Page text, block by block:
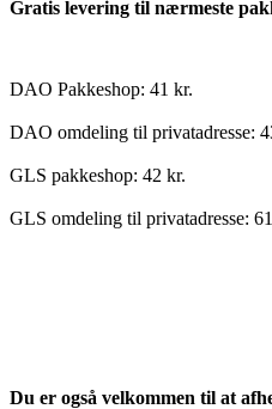
Gratis levering til nærmeste
DAO Pakkeshop: 41 kr.
DAO omdeling til privatadresse:
GLS pakkeshop: 42 kr.
GLS omdeling til privatadresse:
Du er også velkommen til at